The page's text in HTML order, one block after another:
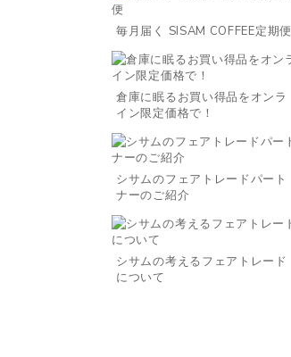
毎月届く SISAM COFFEE定期便
倉庫に眠るお買い得品をオンラ
イン限定価格で！
シサムのフェアトレードパート
ナーのご紹介
シサムの考えるフェアトレード
について